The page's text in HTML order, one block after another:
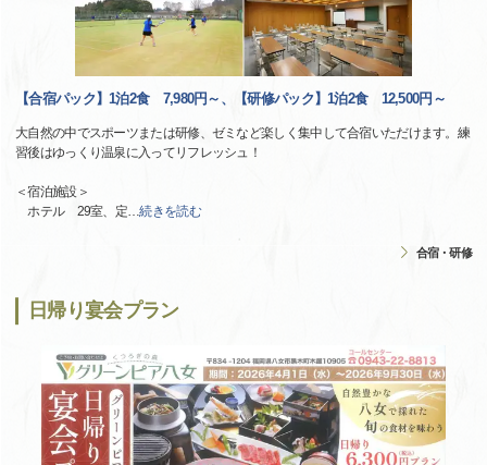
【合宿パック】1泊2食 7,980円～、【研修パック】1泊2食 12,500円～
大自然の中でスポーツまたは研修、ゼミなど楽しく集中して合宿いただけます。練
習後はゆっくり温泉に入ってリフレッシュ！
＜宿泊施設＞
ホテル 29室、定…続きを読む
合宿・研修
日帰り宴会プラン